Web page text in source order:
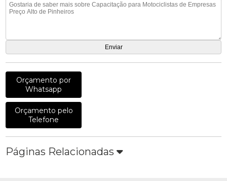
Orçamento por
Whatsapp
Orçamento pelo
Telefone
Páginas Relacionadas